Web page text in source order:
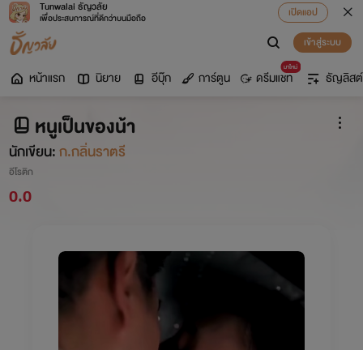
Tunwalai ธัญวลัย
เพื่อประสบการณ์ที่ดีกว่าบนมือถือ
เปิดแอป
เข้าสู่ระบบ
หน้าแรก นิยาย อีบุ๊ก การ์ตูน
มาใหม่
ดรีมแชท ธัญลิสต์
หนูเป็นของน้า
นักเขียน:ก.กลิ่นราตรี
อีโรติก
0.0